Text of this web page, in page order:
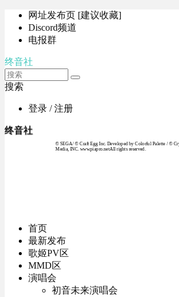
网址发布页 [建议收藏]
Discord频道
电报群
终音社
搜索
登录 / 注册
终音社
© SEGA / © Craft Egg Inc. Developed by Colorful Palette / ©
Media, INC. www.piapro.netAll rights reserved.
首页
最新发布
歌姬PV区
MMD区
演唱会
初音未来演唱会